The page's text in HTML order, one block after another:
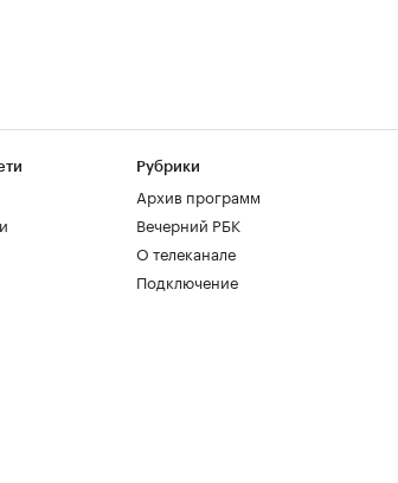
Рубрики
Архив программ
Вечерний РБК
О телеканале
Подключение